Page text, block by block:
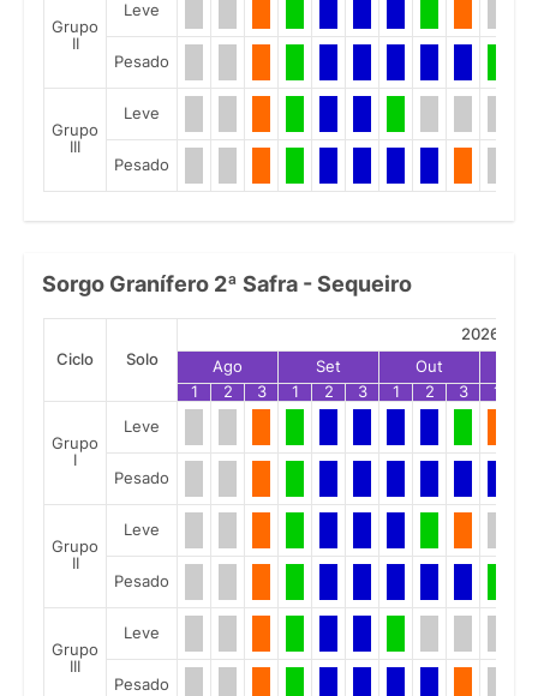
Grupo
II
Leve
Pesado
Grupo
III
Leve
Pesado
Sorgo Granífero 2ª Safra - Sequeiro
Ciclo Solo
2026
Ago
Set Out
1
2 3 1 2 3 1 2 3 1
Grupo
I
Leve
Pesado
Grupo
II
Leve
Pesado
Grupo
III
Leve
Pesado